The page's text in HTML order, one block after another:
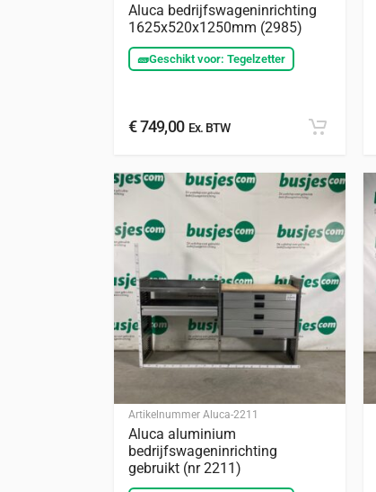
Aluca bedrijfswageninrichting
1625x520x1250mm (2985)
🧱Geschikt voor: Tegelzetter
€749,00Ex. BTW
Artikelnummer Aluca-2211
Aluca aluminium
bedrijfswageninrichting
gebruikt (nr 2211)